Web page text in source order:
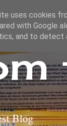
Blog
uses cookies
with Google
and to detect